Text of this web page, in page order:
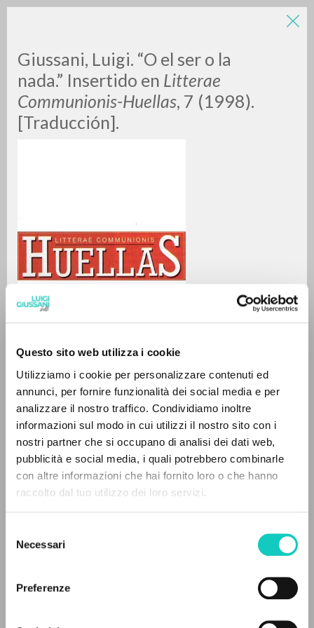
Questo sito web utilizza i cookie
Utilizziamo i cookie per personalizzare contenuti ed
annunci, per fornire funzionalità dei social media e per
analizzare il nostro traffico. Condividiamo inoltre
informazioni sul modo in cui utilizzi il nostro sito con i
nostri partner che si occupano di analisi dei dati web,
pubblicità e social media, i quali potrebbero combinarle
con altre informazioni che hai fornito loro o che hanno
raccolto dal tuo utilizzo dei loro servizi.
delNecessari
Preferenze
Giussani, Luigi. “O el ser o la
nada.” Insertido en Litterae
Communionis-Huellas, 7 (1998).
[Traducción].
Giussani LuigiAuthor
Spanish
Litterae Communionis-Huellas
1998
Pages: 8
LUIGI
GIUSSANI
0RESULTS FOUND
MORE RESULTS